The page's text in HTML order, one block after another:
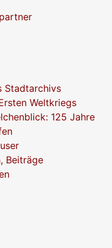
Stadtarchivs
Weltkriegs
125 Jahre
Beiträge